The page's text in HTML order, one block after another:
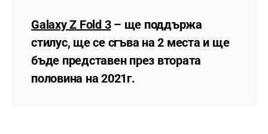
Galaxy Z Fold 3– ще поддържа
стилус, ще се сгъва на 2 места и ще
бъде представен през втората
половина на 2021г.